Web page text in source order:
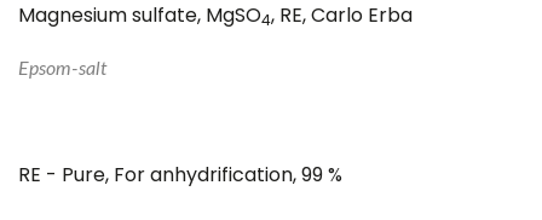
Magnesium sulfate, MgSO4, RE, Carlo Erba
Epsom-salt
RE - Pure, For anhydrification, 99 %